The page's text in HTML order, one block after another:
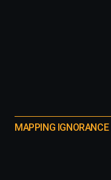
MAPPING IGNORANCE